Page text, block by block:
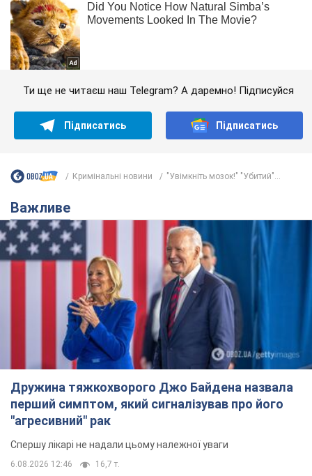
Ти ще не читаєш наш Telegram? А даремно! Підписуйся
Підписатись Підписатись
Кримінальні новини "Увімкніть мозок!" "Убитий"...
Важливе
Дружина тяжкохворого Джо Байдена назвала
перший симптом, який сигналізував про його
"агресивний" рак
Спершу лікарі не надали цьому належної уваги
6.08.2026 12:46 16,7 т.